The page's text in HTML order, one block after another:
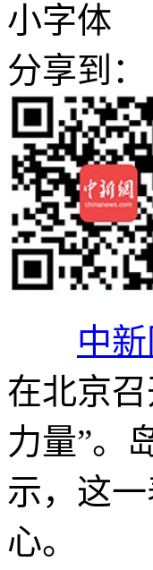
小字体
分享到：
中新
在北京
力量”。
示，这
心。